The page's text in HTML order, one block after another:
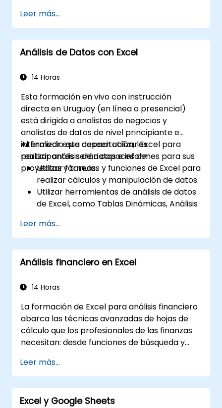
Leer más...
Análisis de Datos con Excel
14 Horas
Esta formación en vivo con instrucción
directa en Uruguay (en línea o presencial)
está dirigida a analistas de negocios y
analistas de datos de nivel principiante e
intermedio que deseen utilizar Excel para
realizar análisis de datos e informes para sus
proyectos y tareas.
Al finalizar esta capacitación, los
participantes serán capaces de:
Utilizar fórmulas y funciones de Excel para
realizar cálculos y manipulación de datos.
Utilizar herramientas de análisis de datos
de Excel, como Tablas Dinámicas, Análisis
resumir y visualizar datos.
Utilizar gráficos y tablas dinámicas de
Excel para crear y personalizar
visualizaciones de datos.
condicional de Excel para garantizar la
percepciones clave sobre ellos.
Utilizar las funciones de importación y
exportación de datos de Excel para
conectarse a fuentes de datos externas y
compartir información con otras
Leer más...
Análisis financiero en Excel
14 Horas
La formación de Excel para análisis financiero
abarca las técnicas avanzadas de hojas de
cálculo que los profesionales de las finanzas
necesitan: desde funciones de búsqueda y
dinámicos, hasta formato condicional, flujos
de trabajo con datos externos y análisis de
valores. Profundiza en enfoques prácticos
para evaluar conceptos de valor del dinero
Leer más...
Excel y Google Sheets